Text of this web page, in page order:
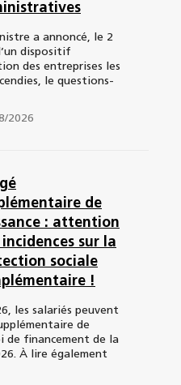
a annoncé, le 2
dispositif
des entreprises les
le questions-
2026
de
: attention
sur la
sociale
!
les salariés peuvent
de
de financement de la
À lire également